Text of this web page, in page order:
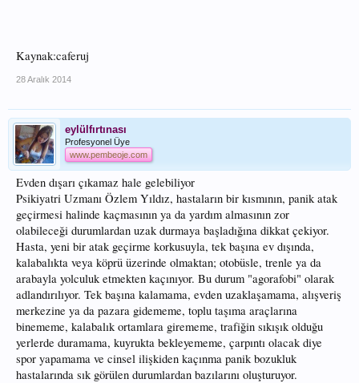
Kaynak:caferuj
28 Aralık 2014
eylülfırtınası
Profesyonel Üye
www.pembeoje.com
Evden dışarı çıkamaz hale gelebiliyor
Psikiyatri Uzmanı Özlem Yıldız, hastaların bir kısmının, panik atak
geçirmesi halinde kaçmasının ya da yardım almasının zor
olabileceği durumlardan uzak durmaya başladığına dikkat çekiyor.
Hasta, yeni bir atak geçirme korkusuyla, tek başına ev dışında,
kalabalıkta veya köprü üzerinde olmaktan; otobüsle, trenle ya da
arabayla yolculuk etmekten kaçınıyor. Bu durum "agorafobi" olarak
adlandırılıyor. Tek başına kalamama, evden uzaklaşamama, alışveriş
merkezine ya da pazara gidememe, toplu taşıma araçlarına
binememe, kalabalık ortamlara girememe, trafiğin sıkışık olduğu
yerlerde duramama, kuyrukta bekleyememe, çarpıntı olacak diye
spor yapamama ve cinsel ilişkiden kaçınma panik bozukluk
hastalarında sık görülen durumlardan bazılarını oluşturuyor.